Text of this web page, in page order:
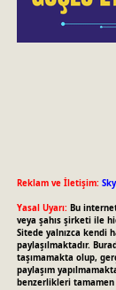
Reklam ve İletişim:
Yasal Uyarı: Bu
veya şahıs şirketi ile
Sitede yalnızca kendi
paylaşılmaktadır.
taşımamakta olup,
paylaşım
benzerlikleri